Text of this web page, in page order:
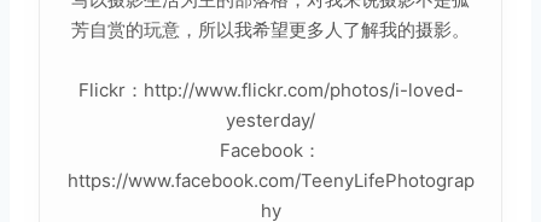
芳自赏的玩意，所以我希望更多人了解我的摄影。
Flickr：http://www.flickr.com/photos/i-loved-
yesterday/
Facebook：
https://www.facebook.com/TeenyLifePhotograp
hy